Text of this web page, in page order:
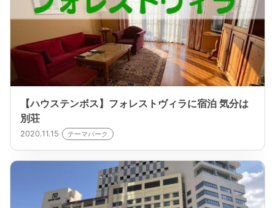
【ハウステンボス】フォレストヴィラに宿泊 気分は
別荘
2020.11.15 テーマパーク